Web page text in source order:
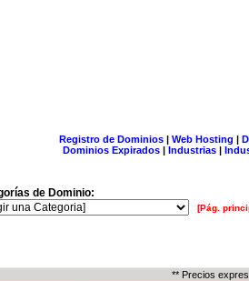
Registro de Dominios| Web Hosting |
Dominios Expirados | Industrias |
de Dominio:
[Pág.
** Precios